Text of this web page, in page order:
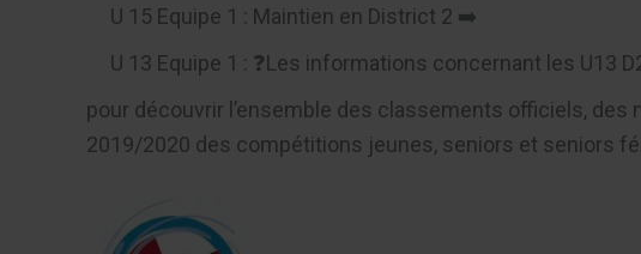
U 15 Equipe 1 : Maintien en District 2 ➡️
U 13 Equipe 1 : ❓Les informations concernant les U13
pour découvrir l’ensemble des classements officiels,
2019/2020 des compétitions jeunes, seniors et seniors